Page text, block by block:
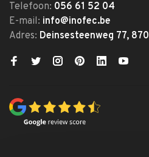
Telefoon: 056 61 52 04
E-mail: info@inofec.be
Adres: Deinsesteenweg 77,